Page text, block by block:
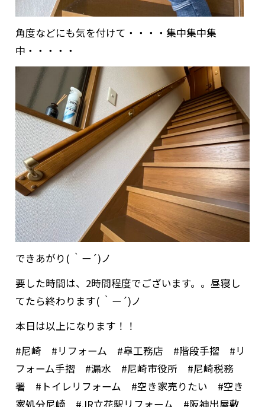
角度などにも気を付けて・・・・集中集中集
中・・・・・
できあがり( ｀ー´)ノ
要した時間は、2時間程度でございます。。昼寝し
てたら終わります( ｀ー´)ノ
本日は以上になります！！
#尼崎 #リフォーム #皐工務店 #階段手摺 #リ
フォーム手摺 #漏水 #尼崎市役所 #尼崎税務
署 #トイレリフォーム #空き家売りたい #空き